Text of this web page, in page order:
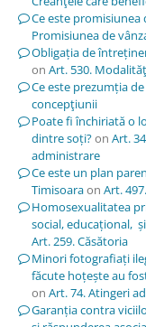
Ce este promisiunea
Promisiunea de
Obligația de
on Art. 530.
Ce este prezumția
concepţiunii
Poate fi închiriată o
dintre soți?on Art.
administrare
Ce este un plan
Timisoaraon Art.
Homosexualitatea
social, educațional,
Art. 259. Căsătoria
Minori fotografiați
făcute hoțește au
on Art. 74. Atingeri
Garanția contra